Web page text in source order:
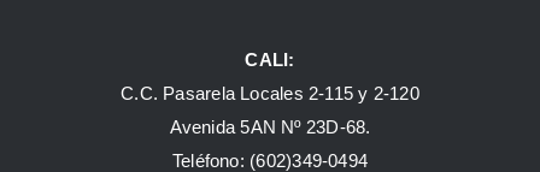
CALI:
C.C. Pasarela Locales 2-115 y 2-120
Avenida 5AN Nº 23D-68.
Teléfono: (602)349-0494